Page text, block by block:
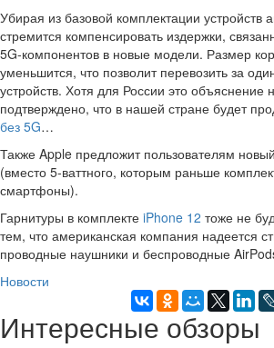
Убирая из базовой комплектации устройств
стремится компенсировать издержки,
5G-компонентов в новые модели. Размер
уменьшится, что позволит перевозить за
устройств. Хотя для России это объяснение
подтверждено, что в нашей стране будет
без 5G…
Также Apple предложит пользователям
(вместо 5-ваттного, которым раньше
смартфоны).
Гарнитуры в комплекте iPhone 12 тоже не
тем, что американская компания надеется
проводные наушники и беспроводные
Новости
Интересные обзоры